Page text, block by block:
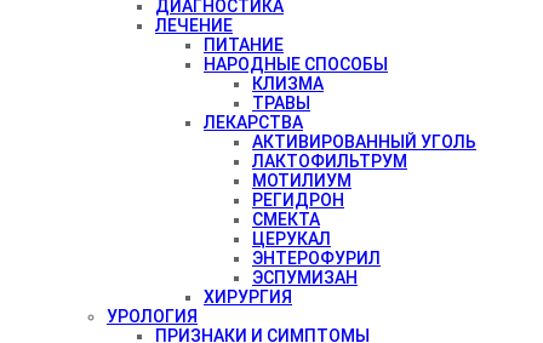
ДИАГНОСТИКА
ЛЕЧЕНИЕ
ПИТАНИЕ
НАРОДНЫЕ СПОСОБЫ
КЛИЗМА
ТРАВЫ
ЛЕКАРСТВА
АКТИВИРОВАННЫЙ УГОЛЬ
ЛАКТОФИЛЬТРУМ
МОТИЛИУМ
РЕГИДРОН
СМЕКТА
ЦЕРУКАЛ
ЭНТЕРОФУРИЛ
ЭСПУМИЗАН
ХИРУРГИЯ
УРОЛОГИЯ
ПРИЗНАКИ И СИМПТОМЫ